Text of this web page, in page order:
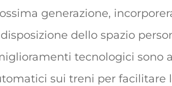
generazione,
dello spazio
tecnologici sono
sui treni per facilitare